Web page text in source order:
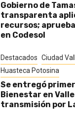
Gobierno de
transparenta
recursos;
en Codesol
Destacados Ciudad
Huasteca Potosina
Se entregó
Bienestar en
transmisión por